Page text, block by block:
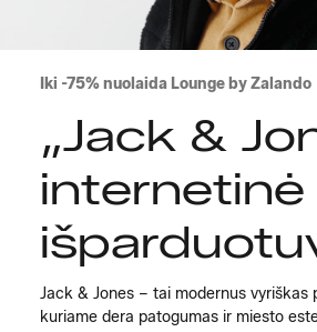
Iki -75% nuolaida Lounge by Zalando
„Jack &
internetinė
Jack & Jones – tai modernus vyriškas
kuriame dera patogumas ir miesto